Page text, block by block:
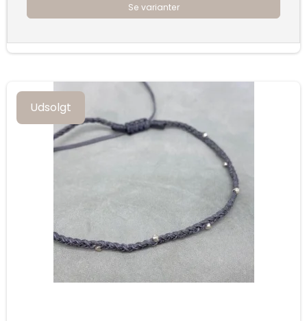
Se varianter
Udsolgt